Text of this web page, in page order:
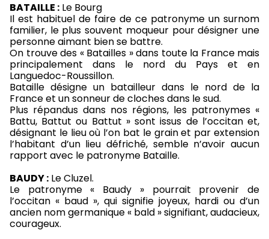
BATAILLE : Le Bourg
Il est habituel de faire de ce patronyme un surnom
familier, le plus souvent moqueur pour désigner une
personne aimant bien se battre.
On trouve des « Batailles » dans toute la France mais
principalement dans le nord du Pays et en
Languedoc-Roussillon.
Bataille désigne un batailleur dans le nord de la
France et un sonneur de cloches dans le sud.
Plus répandus dans nos régions, les patronymes «
Battu, Battut ou Battut » sont issus de l’occitan et,
désignant le lieu où l’on bat le grain et par extension
l’habitant d’un lieu défriché, semble n’avoir aucun
rapport avec le patronyme Bataille.
BAUDY : Le Cluzel.
Le patronyme « Baudy » pourrait provenir de
l’occitan « baud », qui signifie joyeux, hardi ou d’un
ancien nom germanique « bald » signifiant, audacieux,
courageux.